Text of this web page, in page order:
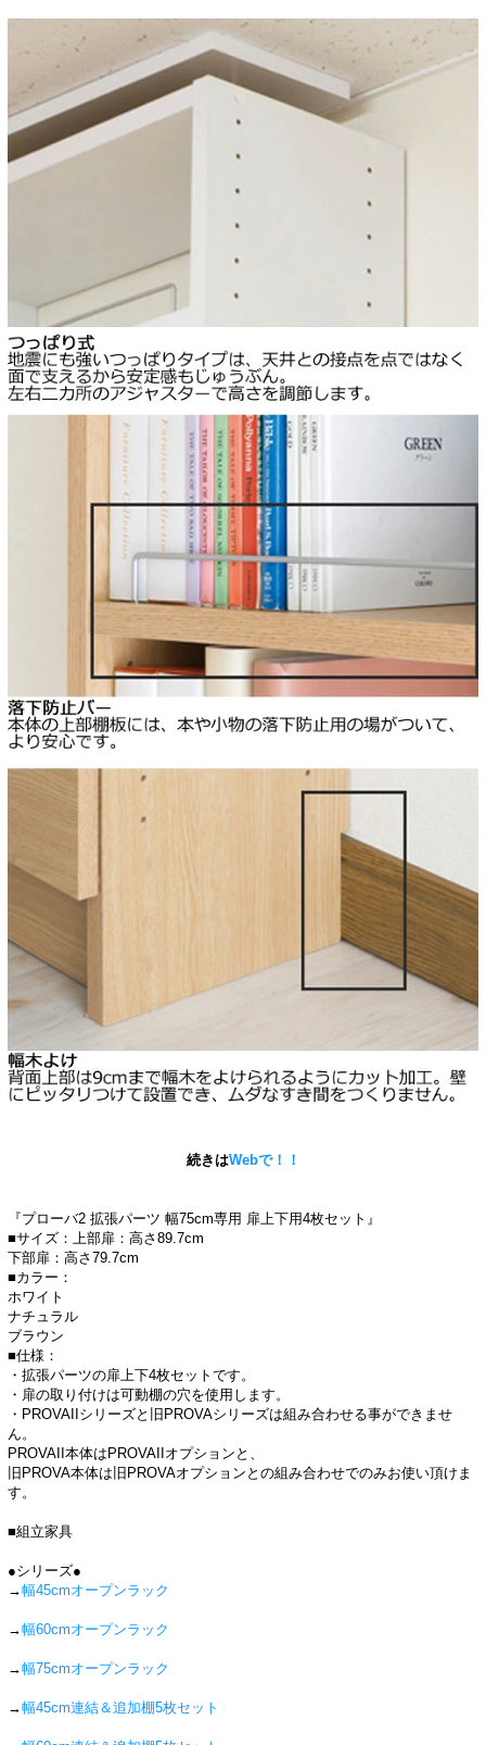
続きはWebで！！
『プローバ2 拡張パーツ 幅75cm専用 扉上下用4枚セット』
■サイズ：上部扉：高さ89.7cm
下部扉：高さ79.7cm
■カラー：
ホワイト
ナチュラル
ブラウン
■仕様：
・拡張パーツの扉上下4枚セットです。
・扉の取り付けは可動棚の穴を使用します。
・PROVAIIシリーズと旧PROVAシリーズは組み合わせる事ができませ
ん。
PROVAII本体はPROVAIIオプションと、
旧PROVA本体は旧PROVAオプションとの組み合わせでのみお使い頂けま
す。
■組立家具
●シリーズ●
→幅45cmオープンラック
→幅60cmオープンラック
→幅75cmオープンラック
→幅45cm連結＆追加棚5枚セット